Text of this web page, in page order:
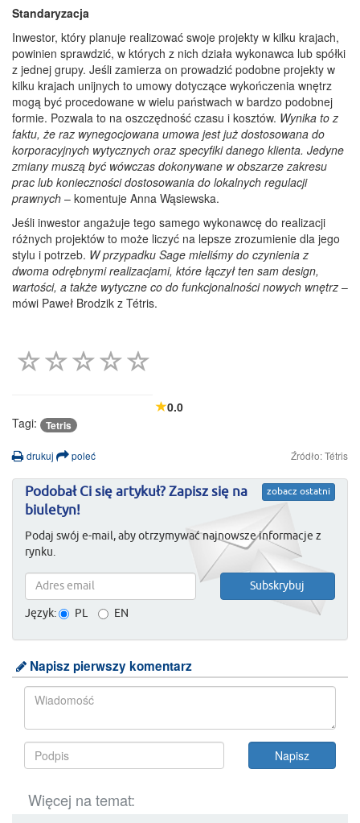
Standaryzacja
Inwestor, który planuje realizować swoje projekty w kilku krajach,
powinien sprawdzić, w których z nich działa wykonawca lub spółki
z jednej grupy. Jeśli zamierza on prowadzić podobne projekty w
kilku krajach unijnych to umowy dotyczące wykończenia wnętrz
mogą być procedowane w wielu państwach w bardzo podobnej
formie. Pozwala to na oszczędność czasu i kosztów. Wynika to z
faktu, że raz wynegocjowana umowa jest już dostosowana do
korporacyjnych wytycznych oraz specyfiki danego klienta. Jedyne
zmiany muszą być wówczas dokonywane w obszarze zakresu
prac lub konieczności dostosowania do lokalnych regulacji
prawnych – komentuje Anna Wąsiewska.
Jeśli inwestor angażuje tego samego wykonawcę do realizacji
różnych projektów to może liczyć na lepsze zrozumienie dla jego
stylu i potrzeb. W przypadku Sage mieliśmy do czynienia z
dwoma odrębnymi realizacjami, które łączył ten sam design,
wartości, a także wytyczne co do funkcjonalności nowych wnętrz –
mówi Paweł Brodzik z Tétris.
0.0
Tagi:
Tetris
drukuj poleć Źródło: Tétris
zobacz ostatni
Podobał Ci się artykuł? Zapisz się na
biuletyn!
Podaj swój e-mail, aby otrzymywać najnowsze informacje z
rynku.
Język: PL EN
Napisz pierwszy komentarz
Więcej na temat: